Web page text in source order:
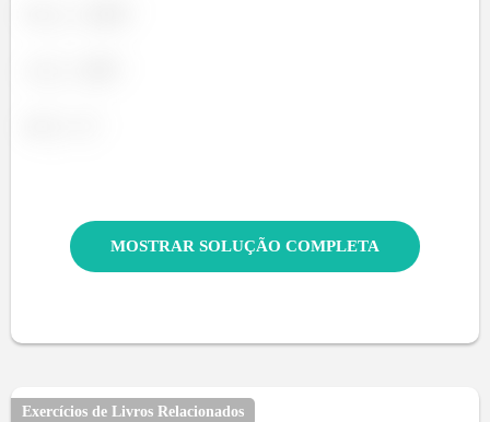
MOSTRAR SOLUÇÃO COMPLETA
Exercícios de Livros Relacionados